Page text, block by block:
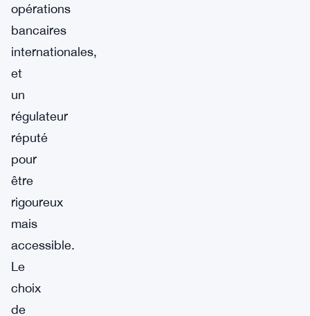
opérations
bancaires
internationales,
et
un
régulateur
réputé
pour
être
rigoureux
mais
accessible.
Le
choix
de